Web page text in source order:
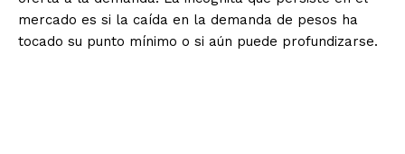
mercado es si la caída en la demanda de pesos ha
tocado su punto mínimo o si aún puede profundizarse.